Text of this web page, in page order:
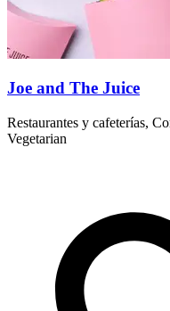
Joe and The Juice
Restaurantes y cafeterías,
Vegetarian